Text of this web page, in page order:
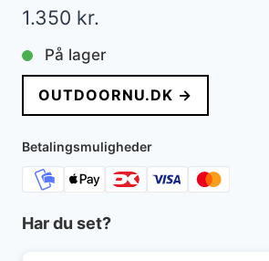
1.350 kr.
På lager
OUTDOORNU.DK →
Betalingsmuligheder
Har du set?